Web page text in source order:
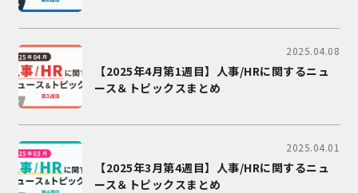
2025.04.08
【2025年4月第1週目】人事/HRに関するニュ
ース＆トピックスまとめ
2025.04.01
【2025年3月第4週目】人事/HRに関するニュ
ース＆トピックスまとめ